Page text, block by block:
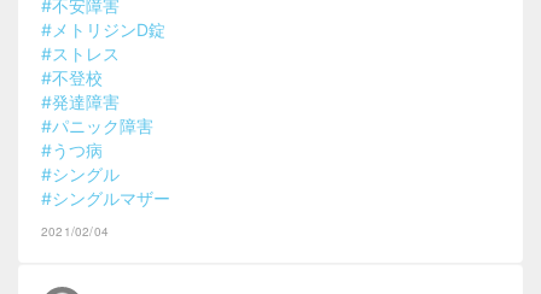
#不安障害
#メトリジンD錠
#ストレス
#不登校
#発達障害
#パニック障害
#うつ病
#シングル
#シングルマザー
2021/02/04